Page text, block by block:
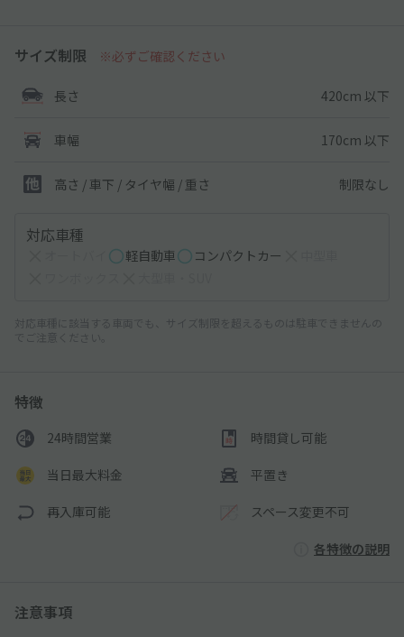
サイズ制限 ※必ずご確認ください
長さ 420cm 以下
車幅 170cm 以下
高さ / 車下 / タイヤ幅 / 重さ 制限なし
対応車種
軽自動車 コンパクトカー
対応車種に該当する車両でも、サイズ制限を超えるものは駐車できませんの
でご注意ください。
特徴
24時間営業 時間貸し可能
当日最大料金 平置き
再入庫可能 スペース変更不可
各特徴の説明
注意事項